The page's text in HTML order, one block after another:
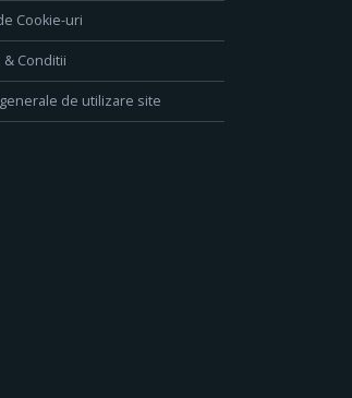
Cookie-uri
Conditii
de utilizare site